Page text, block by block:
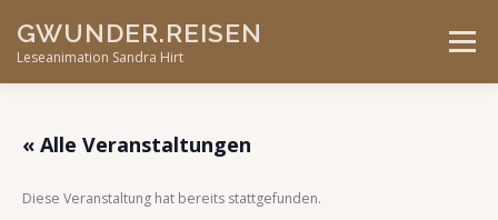
content
GWUNDER.REISEN
Leseanimation Sandra Hirt
Menu
VERANSTALTUNGEN
« Alle Veranstaltungen
Diese Veranstaltung hat bereits stattgefunden.